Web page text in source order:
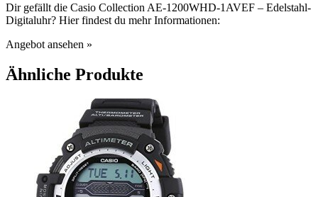
Dir gefällt die Casio Collection AE-1200WHD-1AVEF – Edelstahl-
Digitaluhr? Hier findest du mehr Informationen:
Angebot ansehen »
Ähnliche Produkte